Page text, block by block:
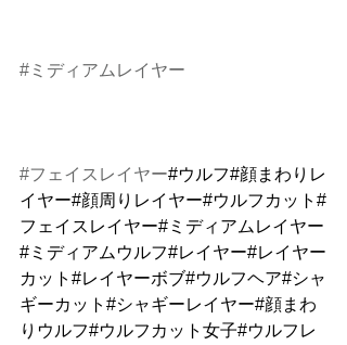
#ミディアムレイヤー
#フェイスレイヤー#ウルフ#顔まわりレ
イヤー#顔周りレイヤー#ウルフカット#
フェイスレイヤー#ミディアムレイヤー
#ミディアムウルフ#レイヤー#レイヤー
カット#レイヤーボブ#ウルフヘア#シャ
ギーカット#シャギーレイヤー#顔まわ
りウルフ#ウルフカット女子#ウルフレ